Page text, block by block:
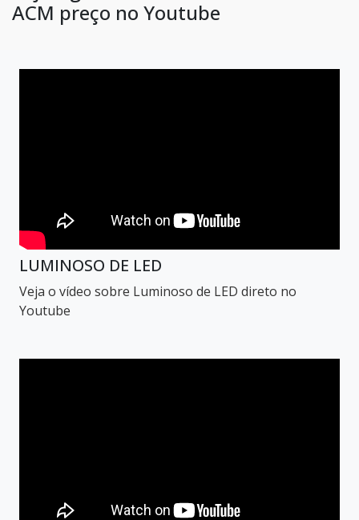
ACM preço no Youtube
LUMINOSO DE LED
Veja o vídeo sobre Luminoso de LED direto no
Youtube